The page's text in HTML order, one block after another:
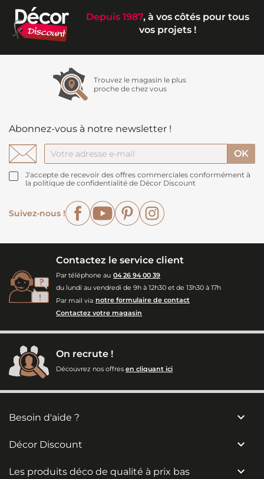
Depuis 1987, à vos côtés pour tous
vos projets !
Trouvez le magasin le plus
proche de chez vous
Abonnez-vous à notre newsletter !
J'accepte de recevoir des offres commerciales conformément à
la politique de confidentialité de Décor Discount
Suivez-nous !
FacebookYouTubePinterest
Contactez le service client
Par téléphone au 04 26 94 00 39
du lundi au vendredi de 9h à 12h30 et de 13h30 à 17h
Par mail via notre formulaire de contact
Contactez votre magasin
On recrute !
Découvrez nos offres en cliquant ici
Besoin d'aide ? 
Décor Discount 
Les produits déco de qualité à prix bas 